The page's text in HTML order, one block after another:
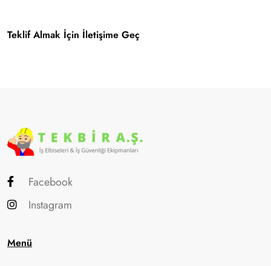
Teklif Almak İçin İletişime Geç
Facebook
Instagram
Menü